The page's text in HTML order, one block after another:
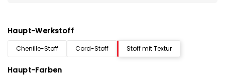
Haupt-Werkstoff
Chenille-Stoff Cord-Stoff Stoff mit Textur
Haupt-Farben